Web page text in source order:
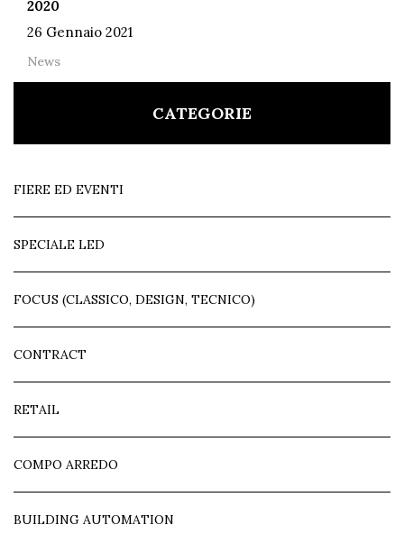
2020
26 Gennaio 2021
News
CATEGORIE
FIERE ED EVENTI
SPECIALE LED
FOCUS (CLASSICO, DESIGN, TECNICO)
CONTRACT
RETAIL
COMPO ARREDO
BUILDING AUTOMATION